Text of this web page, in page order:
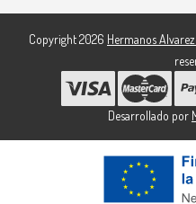
Copyright 2026 Hermanos
Desarrollado por